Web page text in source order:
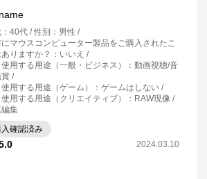
： 40代 性別 ： 男性
にマウスコンピューター製品をご購入されたこ
ありますか？ ： いいえ
用する用途（一般・ビジネス）
： 動画視聴/音
用する用途（ゲーム）
： ゲームはしない
用する用途（クリエイティブ）
： RAW現像 /
集
確認済み
2024.03.10